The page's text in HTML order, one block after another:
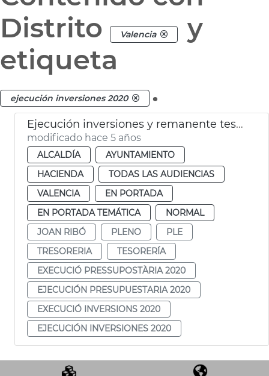
Distrito
Valencia
y
etiqueta
ejecución inversiones 2020 .
Ejecución inversiones y remanente tesorería 2020
modificado hace 5 años
ALCALDÍA
AYUNTAMIENTO
HACIENDA
TODAS LAS AUDIENCIAS
VALENCIA
EN PORTADA
EN PORTADA TEMÁTICA
NORMAL
JOAN RIBÓ
PLENO
PLE
TRESORERIA
TESORERÍA
EXECUCIÓ PRESSUPOSTÀRIA 2020
EJECUCIÓN PRESUPUESTARIA 2020
EXECUCIÓ INVERSIONS 2020
EJECUCIÓN INVERSIONES 2020